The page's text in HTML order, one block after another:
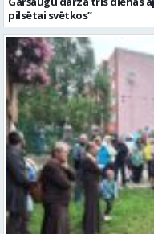
Valmieras dzimšanas diena